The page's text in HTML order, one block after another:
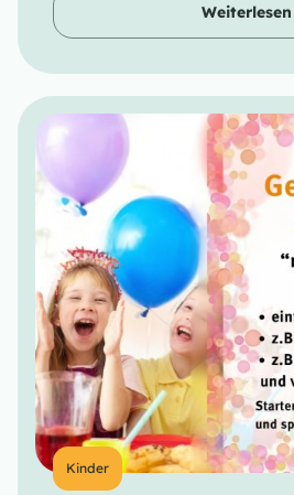
Weiterlesen
Kinder